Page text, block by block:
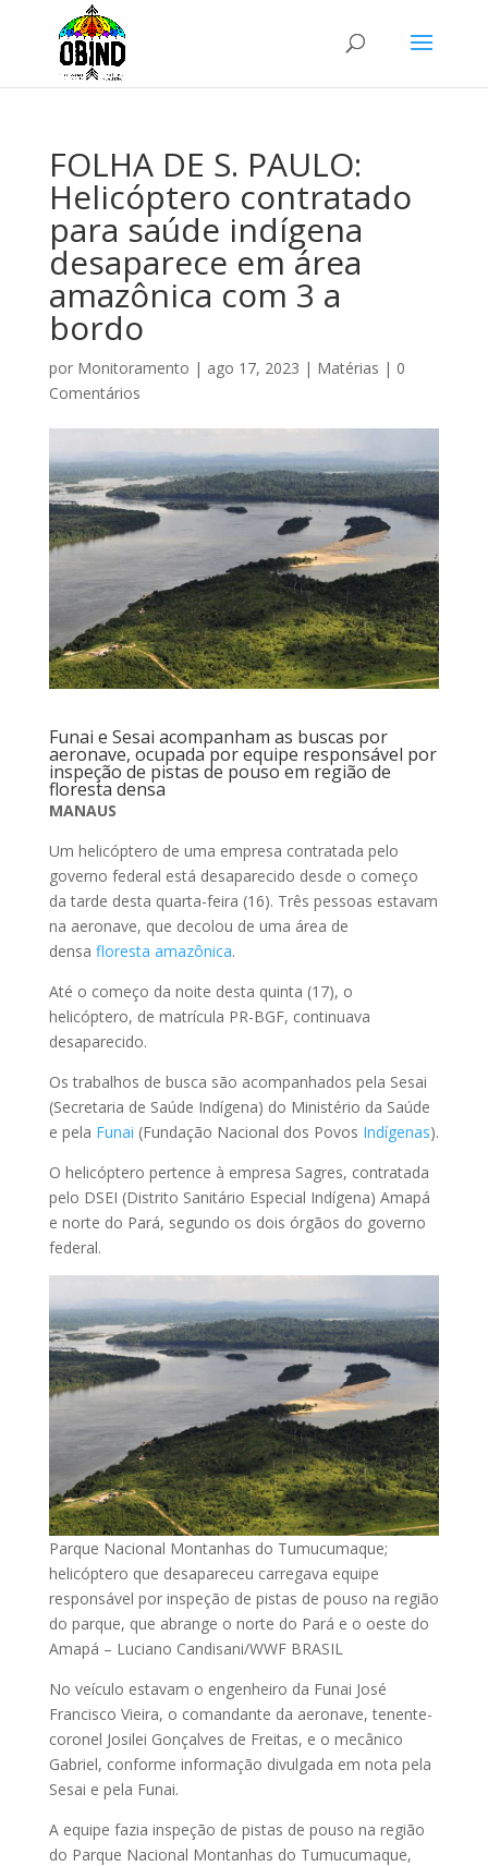
FOLHA DE S. PAULO:
Helicóptero contratado
para saúde indígena
desaparece em área
amazônica com 3 a
bordo
por Monitoramento | ago 17, 2023 | Matérias | 0
Comentários
Funai e Sesai acompanham as buscas por
aeronave, ocupada por equipe responsável por
inspeção de pistas de pouso em região de
floresta densa
MANAUS
Um helicóptero de uma empresa contratada pelo
governo federal está desaparecido desde o começo
da tarde desta quarta-feira (16). Três pessoas estavam
na aeronave, que decolou de uma área de
densa floresta amazônica.
Até o começo da noite desta quinta (17), o
helicóptero, de matrícula PR-BGF, continuava
desaparecido.
Os trabalhos de busca são acompanhados pela Sesai
(Secretaria de Saúde Indígena) do Ministério da Saúde
e pela Funai (Fundação Nacional dos Povos Indígenas).
O helicóptero pertence à empresa Sagres, contratada
pelo DSEI (Distrito Sanitário Especial Indígena) Amapá
e norte do Pará, segundo os dois órgãos do governo
federal.
Parque Nacional Montanhas do Tumucumaque;
helicóptero que desapareceu carregava equipe
responsável por inspeção de pistas de pouso na região
do parque, que abrange o norte do Pará e o oeste do
Amapá – Luciano Candisani/WWF BRASIL
No veículo estavam o engenheiro da Funai José
Francisco Vieira, o comandante da aeronave, tenente-
coronel Josilei Gonçalves de Freitas, e o mecânico
Gabriel, conforme informação divulgada em nota pela
Sesai e pela Funai.
A equipe fazia inspeção de pistas de pouso na região
do Parque Nacional Montanhas do Tumucumaque,